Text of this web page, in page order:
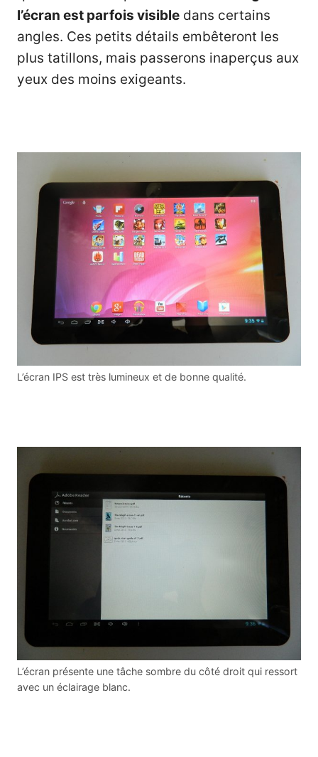
l’écran est parfois visible dans certains
angles. Ces petits détails embêteront les
plus tatillons, mais passerons inaperçus aux
yeux des moins exigeants.
L’écran IPS est très lumineux et de bonne qualité.
L’écran présente une tâche sombre du côté droit qui ressort
avec un éclairage blanc.